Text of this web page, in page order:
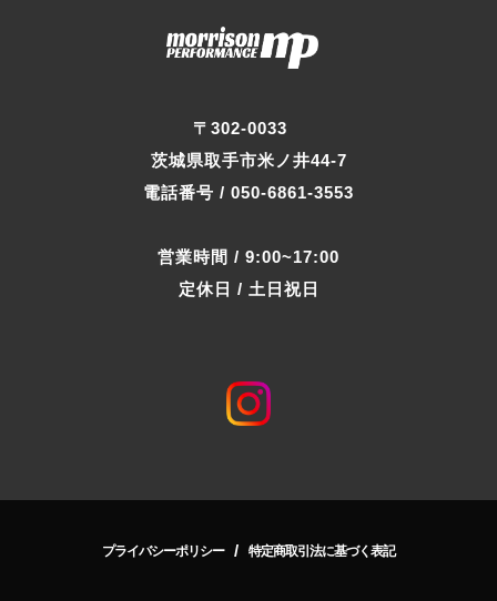
〒302-0033
茨城県取手市米ノ井44-7
電話番号 / 050-6861-3553
営業時間 / 9:00~17:00
定休日 / 土日祝日
プライバシーポリシー / 特定商取引法に基づく表記